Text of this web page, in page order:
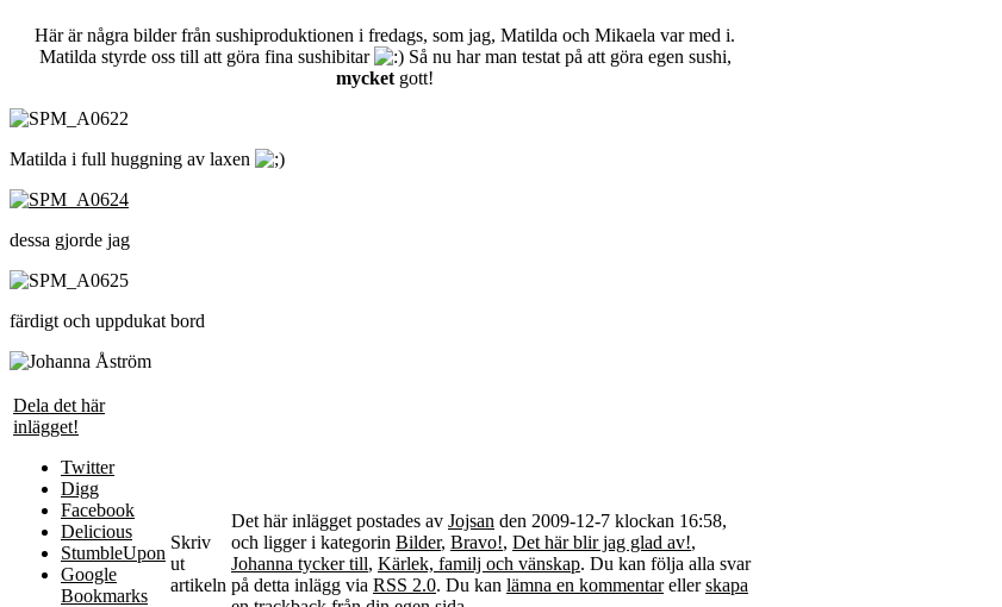
Här är några bilder från sushiproduktionen i fredags, som jag, Matilda och Mikaela var med i.
Matilda styrde oss till att göra fina sushibitar
Så nu har man testat på att göra egen sushi,
mycket gott!
Matilda i full huggning av laxen
dessa gjorde jag
färdigt och uppdukat bord
Dela det här
inlägget!
Twitter
Digg
Facebook
Delicious
StumbleUpon
Google
Bookmarks
Skriv
ut
artikeln
Det här inlägget postades av Jojsan den 2009-12-7 klockan 16:58,
och ligger i kategorin Bilder, Bravo!, Det här blir jag glad av!,
Johanna tycker till, Kärlek, familj och vänskap. Du kan följa alla svar
på detta inlägg via RSS 2.0. Du kan lämna en kommentarellerskapa